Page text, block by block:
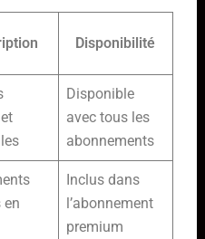
Disponibilité
Disponible
avec tous les
abonnements
en
Inclus dans
l’abonnement
premium